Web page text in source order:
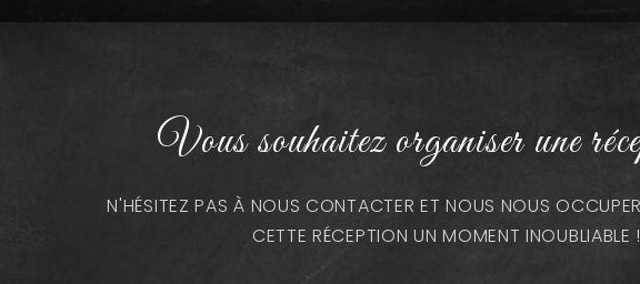
Vous souhaitez organiser une
N'HÉSITEZ PAS À NOUS CONTACTER ET NOUS NOUS
CETTE RÉCEPTION UN MOMENT INOUBLIABLE !